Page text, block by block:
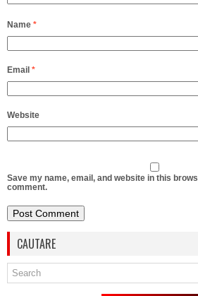
Name *
Email *
Website
Save my name, email, and website in this
comment.
CAUTARE